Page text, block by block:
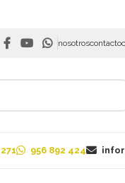
nosotroscontacto
956 892 424